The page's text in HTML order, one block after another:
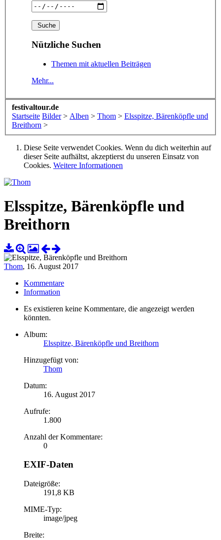
Nützliche Suchen
Themen mit aktuellen Beiträgen
Mehr...
festivaltour.de
Startseite Bilder > Alben > Thom > Elsspitze, Bärenköpfle und
Breithorn >
Diese Seite verwendet Cookies. Wenn du dich weiterhin auf
dieser Seite aufhältst, akzeptierst du unseren Einsatz von
Cookies. Weitere Informationen
Elsspitze, Bärenköpfle und
Breithorn
Thom, 16. August 2017
Kommentare
Information
Es existieren keine Kommentare, die angezeigt werden
könnten.
Album:
Elsspitze, Bärenköpfle und Breithorn
Hinzugefügt von:
Thom
Datum:
16. August 2017
Aufrufe:
1.800
Anzahl der Kommentare:
0
EXIF-Daten
Dateigröße:
191,8 KB
MIME-Typ:
image/jpeg
Breite: